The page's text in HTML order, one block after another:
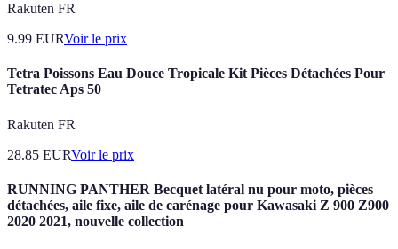
Rakuten FR
9.99 EURVoir le prix
Tetra Poissons Eau Douce Tropicale Kit Pièces Détachées Pour
Tetratec Aps 50
Rakuten FR
28.85 EURVoir le prix
RUNNING PANTHER Becquet latéral nu pour moto, pièces
détachées, aile fixe, aile de carénage pour Kawasaki Z 900 Z900
2020 2021, nouvelle collection